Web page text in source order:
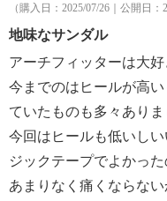
（購入日：2025/07/26｜公開日：
地味なサンダル
アーチフィッターは大好
今までのはヒールが高
ていたものも多々ありま
今回はヒールも低いし
ジックテープでよかっ
あまりなく痛くならない